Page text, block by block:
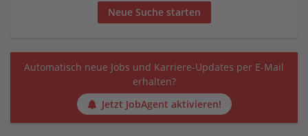
Neue Suche starten
Automatisch neue Jobs und Karriere-Updates per E-Mail
erhalten?
Jetzt JobAgent aktivieren!